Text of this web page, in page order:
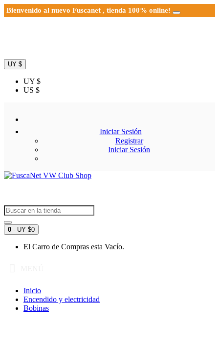
Bienvenido al nuevo Fuscanet , tienda 100% online!
UY $
UY $
US $
Iniciar Sesión
Registrar
Iniciar Sesión
0 - UY $0
El Carro de Compras esta Vacío.
Inicio
Encendido y electricidad
Bobinas